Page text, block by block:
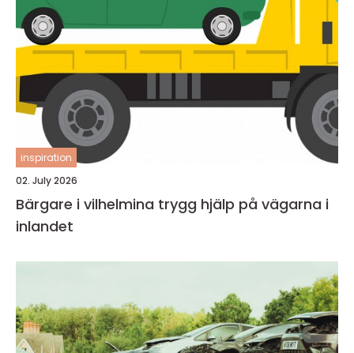
inspiration
02. July 2026
Bärgare i vilhelmina trygg hjälp på vägarna i
inlandet